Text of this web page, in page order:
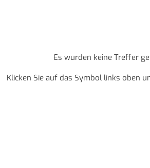
Es wurden keine Treffer
Klicken Sie auf das Symbol links oben